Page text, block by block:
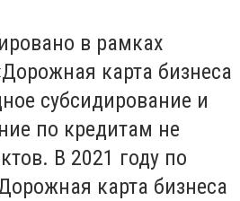
в рамках
карта бизнеса
субсидирование и
по кредитам не
В 2021 году по
карта бизнеса